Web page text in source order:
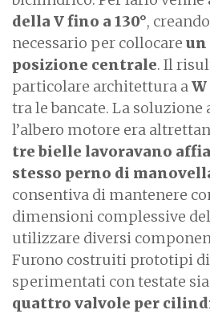
della V fino a 130°,
necessario per collocare un
posizione centrale. Il
particolare architettura a
tra le bancate. La soluzione
l’albero motore era
tre bielle lavoravano
stesso perno di
consentiva di mantenere
dimensioni complessive
utilizzare diversi
Furono costruiti prototipi
sperimentati con testate sia
quattro valvole per